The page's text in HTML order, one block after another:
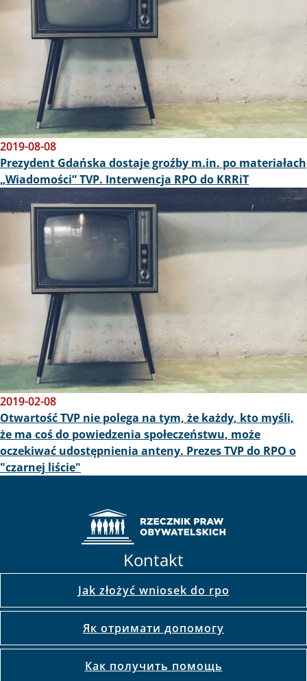
2019-08-08
Prezydent Gdańska dostaje groźby m.in. po materiałach
„Wiadomości” TVP. Interwencja RPO do KRRiT
2019-02-08
Otwartość TVP nie polega na tym, że każdy, kto myśli,
że ma coś do powiedzenia społeczeństwu, może
oczekiwać udostępnienia anteny. Prezes TVP do RPO o
"czarnej liście"
Kontakt
Jak złożyć wniosek do rpo
Як отримати допомогу
Как получить помощь